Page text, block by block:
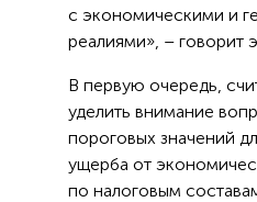
с экономическими и
реалиями», – говорит
В первую очередь,
уделить внимание
пороговых значений
ущерба от
по налоговым